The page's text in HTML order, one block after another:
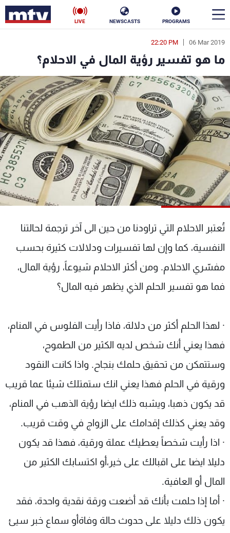
PROGRAMS
NEWSCASTS
LIVE
06 Mar 2019
22:20 PM
ما هو تفسير رؤية المال في الاحلام؟
تُعتبر الاحلام التي تراودنا من حين الى آخر ترجمة لحالتنا
النفسية، كما وإن لها تفسيرات ودلالات كثيرة بحسب
مفسّري الاحلام. ومن أكثر الاحلام شيوعاً، رؤية المال،
فما هو تفسير الحلم الذي يظهر فيه المال؟
· لهذا الحلم أكثر من دلالة، فاذا رأيت الفلوس في المنام،
فهذا يعني أنك شخص لديه الكثير من الطموح،
وستتمكن من تحقيق حلمك بنجاح. واذا كانت النقود
ورقية في الحلم فهذا يعني انك ستمتلك شيئا عما قريب
قد يكون ذهبا، ويشبه ذلك ايضا رؤية الذهب في المنام،
وقد يعني كذلك إقدامك على الزواج في وقت قريب.
· اذا رأيت شخصاً يعطيك عملة ورقية، فهذا قد يكون
دليلا ايضا على اقبالك على خير،أو اكتسابك الكثير من
المال أو العافية.
· أما إذا حلمت بأنك قد أضعت ورقة نقدية واحدة، فقد
يكون ذلك دليلا على حدوث حالة وفاةأو سماع خبر سيئ
en
الأخبار
سياسة ناس
إقتصاد فن
منوعات رياضة
كأس العالم
جدول البرامج
شاهد البرامج
الترددات
عن MTV
وظائف
سياسة الخصوصية